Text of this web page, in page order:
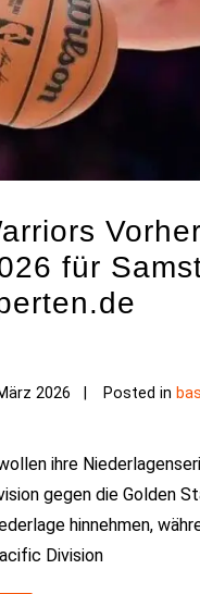
für
2026 Posted in
ihre
gegen die Golden
hinnehmen,
Division